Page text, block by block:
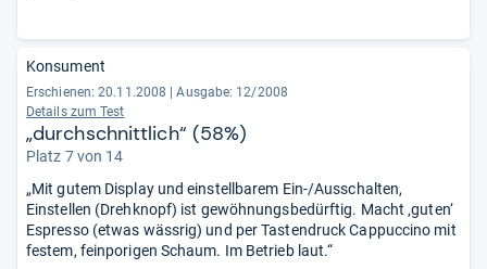
Konsument
Erschienen: 20.11.2008 | Ausgabe: 12/2008
Details zum Test
„durchschnittlich“ (58%)
Platz 7 von 14
„Mit gutem Display und einstellbarem Ein-/Ausschalten,
Einstellen (Drehknopf) ist gewöhnungsbedürftig. Macht ‚guten‘
Espresso (etwas wässrig) und per Tastendruck Cappuccino mit
festem, feinporigen Schaum. Im Betrieb laut.“